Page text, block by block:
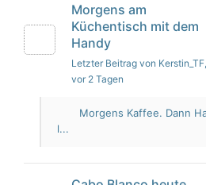
Morgens am
Küchentisch mit dem
Handy
Letzter Beitrag von Kerstin_TF,
vor 2 Tagen
Morgens Kaffee. Dann
l...